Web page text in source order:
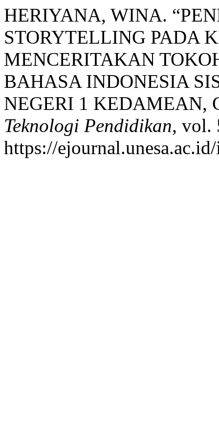
HERIYANA, WINA.
STORYTELLING PADA
MENCERITAKAN
BAHASA INDONESIA
NEGERI 1 KEDAMEAN,
Teknologi Pendidikan, vol.
https://